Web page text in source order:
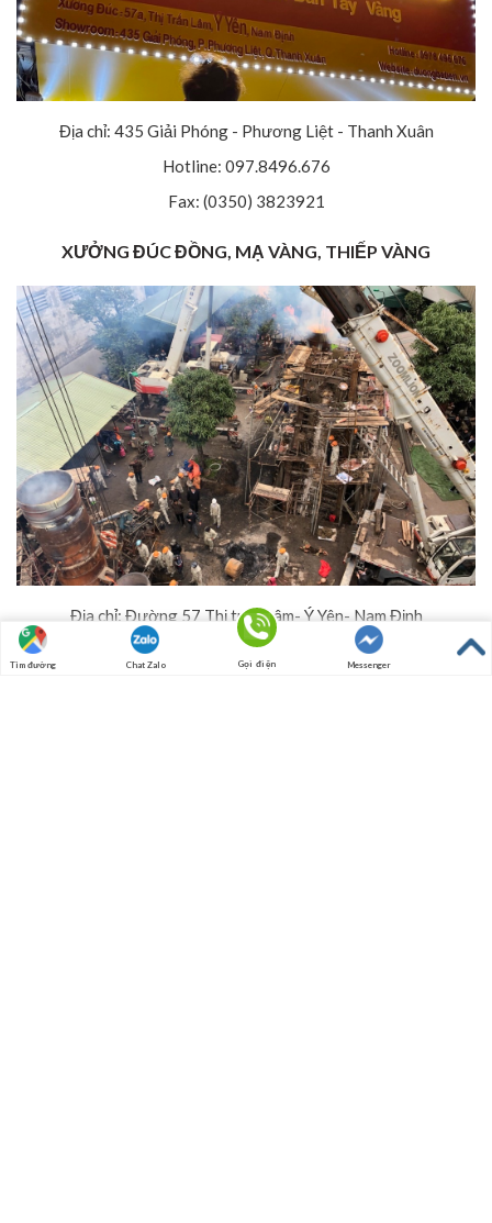
Địa chỉ: 435 Giải Phóng - Phương Liệt - Thanh Xuân
Hotline: 097.8496.676
Fax: (0350) 3823921
XƯỞNG ĐÚC ĐỒNG, MẠ VÀNG, THIẾP VÀNG
Địa chỉ: Đường 57 Thị trấn Lâm- Ý Yên- Nam Định
Hotline: 097.8496.676
Tìm đường Chat Zalo Gọi điện Messenger